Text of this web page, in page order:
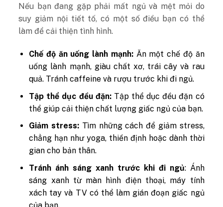
Nếu bạn đang gặp phải mất ngủ và mệt mỏi do
suy giảm nội tiết tố, có một số điều bạn có thể
làm để cải thiện tình hình.
Chế độ ăn uống lành mạnh:Ăn một chế độ ăn
uống lành mạnh, giàu chất xơ, trái cây và rau
quả. Tránh caffeine và rượu trước khi đi ngủ.
Tập thể dục đều đặn: Tập thể dục đều đặn có
thể giúp cải thiện chất lượng giấc ngủ của bạn.
Giảm stress:Tìm những cách để giảm stress,
chẳng hạn như yoga, thiền định hoặc dành thời
gian cho bản thân.
Tránh ánh sáng xanh trước khi đi ngủ: Ánh
sáng xanh từ màn hình điện thoại, máy tính
xách tay và TV có thể làm gián đoạn giấc ngủ